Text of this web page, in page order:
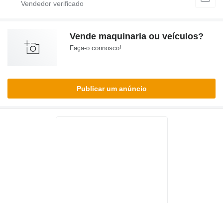
Vende maquinaria ou veículos?
Faça-o connosco!
Publicar um anúncio